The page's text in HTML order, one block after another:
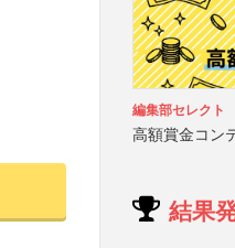
編集部セレクト
高額賞金コン
結果